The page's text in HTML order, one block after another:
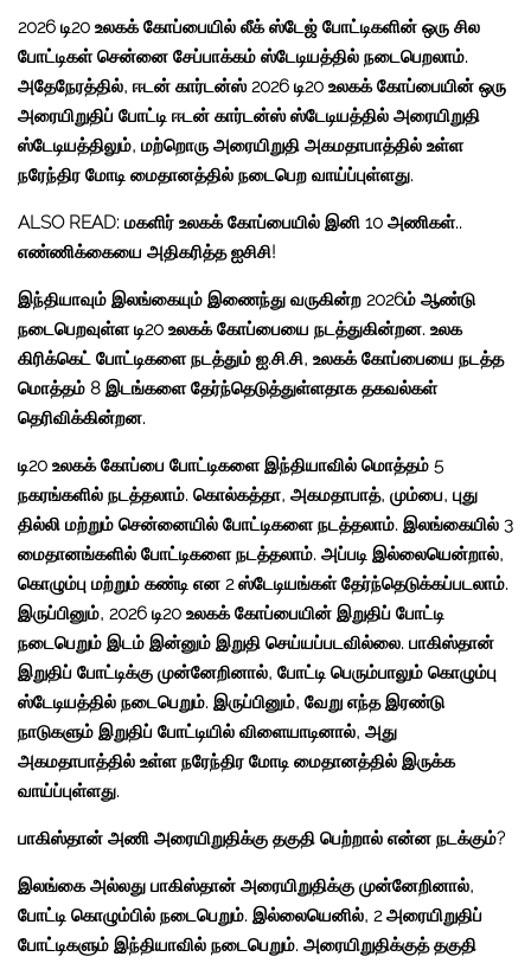
2026 டி20 உலகக் கோப்பையில் லீக் ஸ்டேஜ் போட்டிகளின் ஒரு சில
போட்டிகள் சென்னை சேப்பாக்கம் ஸ்டேடியத்தில் நடைபெறலாம்.
அதேநேரத்தில், ஈடன் கார்டன்ஸ் 2026 டி20 உலகக் கோப்பையின் ஒரு
அரையிறுதிப் போட்டி ஈடன் கார்டன்ஸ் ஸ்டேடியத்தில் அரையிறுதி
ஸ்டேடியத்திலும், மற்றொரு அரையிறுதி அகமதாபாத்தில் உள்ள
நரேந்திர மோடி மைதானத்தில் நடைபெற வாய்ப்புள்ளது.
ALSO READ: மகளிர் உலகக் கோப்பையில் இனி 10 அணிகள்..
எண்ணிக்கையை அதிகரித்த ஐசிசி!
இந்தியாவும் இலங்கையும் இணைந்து வருகின்ற 2026ம் ஆண்டு
நடைபெறவுள்ள டி20 உலகக் கோப்பையை நடத்துகின்றன. உலக
கிரிக்கெட் போட்டிகளை நடத்தும் ஐ.சி.சி, உலகக் கோப்பையை நடத்த
மொத்தம் 8 இடங்களை தேர்ந்தெடுத்துள்ளதாக தகவல்கள்
தெரிவிக்கின்றன.
டி20 உலகக் கோப்பை போட்டிகளை இந்தியாவில் மொத்தம் 5
நகரங்களில் நடத்தலாம். கொல்கத்தா, அகமதாபாத், மும்பை, புது
தில்லி மற்றும் சென்னையில் போட்டிகளை நடத்தலாம். இலங்கையில் 3
மைதானங்களில் போட்டிகளை நடத்தலாம். அப்படி இல்லையென்றால்,
கொழும்பு மற்றும் கண்டி என 2 ஸ்டேடியங்கள் தேர்ந்தெடுக்கப்படலாம்.
இருப்பினும், 2026 டி20 உலகக் கோப்பையின் இறுதிப் போட்டி
நடைபெறும் இடம் இன்னும் இறுதி செய்யப்படவில்லை. பாகிஸ்தான்
இறுதிப் போட்டிக்கு முன்னேறினால், போட்டி பெரும்பாலும் கொழும்பு
ஸ்டேடியத்தில் நடைபெறும். இருப்பினும், வேறு எந்த இரண்டு
நாடுகளும் இறுதிப் போட்டியில் விளையாடினால், அது
அகமதாபாத்தில் உள்ள நரேந்திர மோடி மைதானத்தில் இருக்க
வாய்ப்புள்ளது.
பாகிஸ்தான் அணி அரையிறுதிக்கு தகுதி பெற்றால் என்ன நடக்கும்?
இலங்கை அல்லது பாகிஸ்தான் அரையிறுதிக்கு முன்னேறினால்,
போட்டி கொழும்பில் நடைபெறும். இல்லையெனில், 2 அரையிறுதிப்
போட்டிகளும் இந்தியாவில் நடைபெறும். அரையிறுதிக்குத் தகுதி